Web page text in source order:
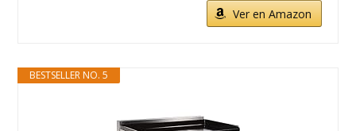
Ver en Amazon
BESTSELLER NO. 5